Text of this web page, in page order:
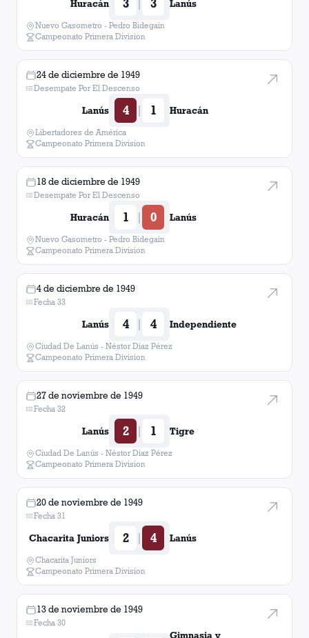
Huracán 3 | 3 Lanús
Nuevo Gasometro - Pedro Bidegain
Campeonato Primera Division
24 de diciembre de 1949
Desempate Por El Descenso
Lanús 4 | 1 Huracán
Libertadores de América
Campeonato Primera Division
18 de diciembre de 1949
Desempate Por El Descenso
Huracán 1 | 0 Lanús
Nuevo Gasometro - Pedro Bidegain
Campeonato Primera Division
4 de diciembre de 1949
Fecha 33
Lanús 4 | 4 Independiente
Ciudad De Lanús - Néstor Diaz Pérez
Campeonato Primera Division
27 de noviembre de 1949
Fecha 32
Lanús 2 | 1 Tigre
Ciudad De Lanús - Néstor Diaz Pérez
Campeonato Primera Division
20 de noviembre de 1949
Fecha 31
Chacarita Juniors 2 | 4 Lanús
Chacarita Juniors
Campeonato Primera Division
13 de noviembre de 1949
Fecha 30
Gimnasia y